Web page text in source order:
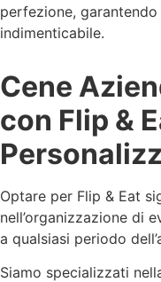
perfezione, garantendo
indimenticabile.
Cene
con Flip &
Optare per Flip & Eat
nell’organizzazione di
a qualsiasi periodo
Siamo specializzati